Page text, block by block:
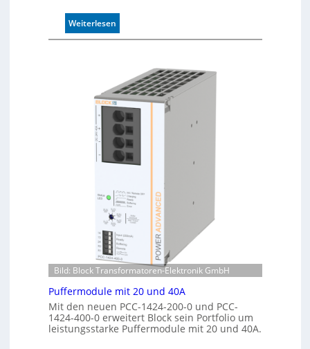
m
a
n
e
r
k
e
n
n
n
g
Weiterlesen:
A
m
a
t
i
s
i
e
t
e
K
o
n
t
r
l
l
e
Bild: Block Transformatoren-Elektronik GmbH
Puffermodule mit 20 und 40A
Mit den neuen PCC-1424-200-0 und PCC-
1424-400-0 erweitert Block sein Portfolio um
leistungsstarke Puffermodule mit 20 und 40A.